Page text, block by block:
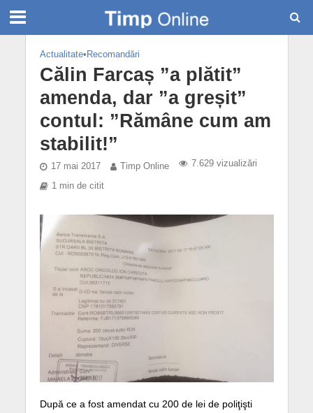
Actualitate• Recomandări
Călin Farcaș ”a plătit”
amenda, dar ”a greșit”
contul: ”Rămâne cum am
stabilit!”
17 mai 2017 Timp Online 7.629 vizualizări
1 min de citit
După ce a fost amendat cu 200 de lei de poliţişti